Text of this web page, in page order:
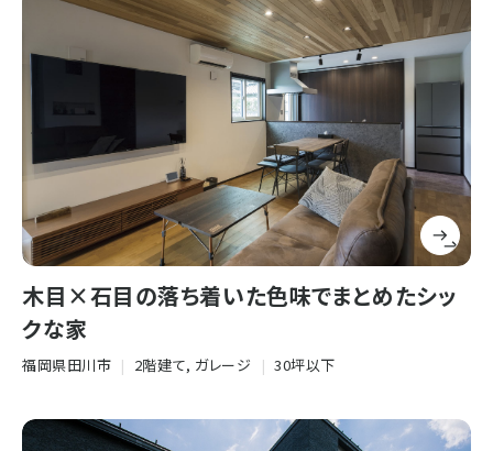
木目×石目の落ち着いた色味でまとめたシッ
クな家
福岡県田川市 | 2階建て, ガレージ | 30坪以下